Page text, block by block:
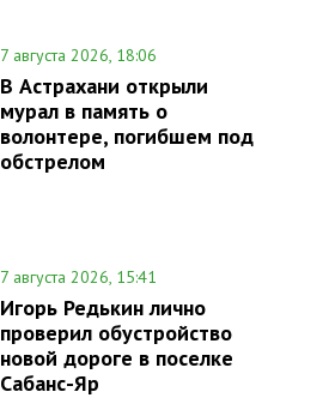
7 августа 2026, 18:06
В Астрахани открыли
мурал в память о
волонтере, погибшем под
обстрелом
7 августа 2026, 15:41
Игорь Редькин лично
проверил обустройство
новой дороге в поселке
Сабанс-Яр